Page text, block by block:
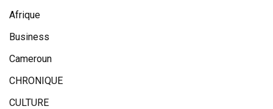
Afrique
Business
Cameroun
CHRONIQUE
CULTURE